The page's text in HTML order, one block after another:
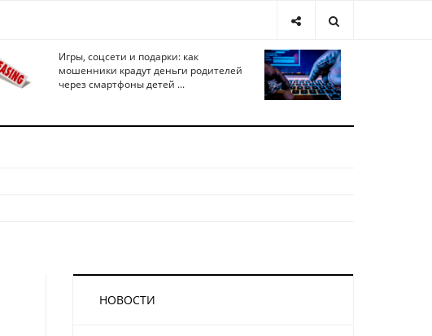
Игры, соцсети и подарки: как
мошенники крадут деньги родителей
через смартфоны детей ...
НОВОСТИ